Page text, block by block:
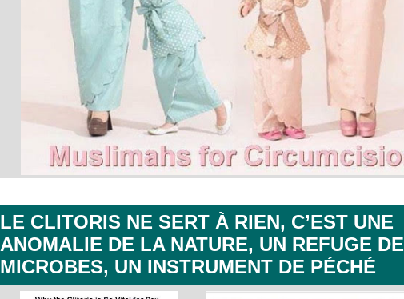
LE CLITORIS NE SERT À RIEN, C’EST UNE
ANOMALIE DE LA NATURE, UN REFUGE DE
MICROBES, UN INSTRUMENT DE PÉCHÉ